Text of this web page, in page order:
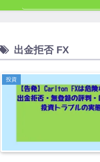
出金拒否 FX
投資